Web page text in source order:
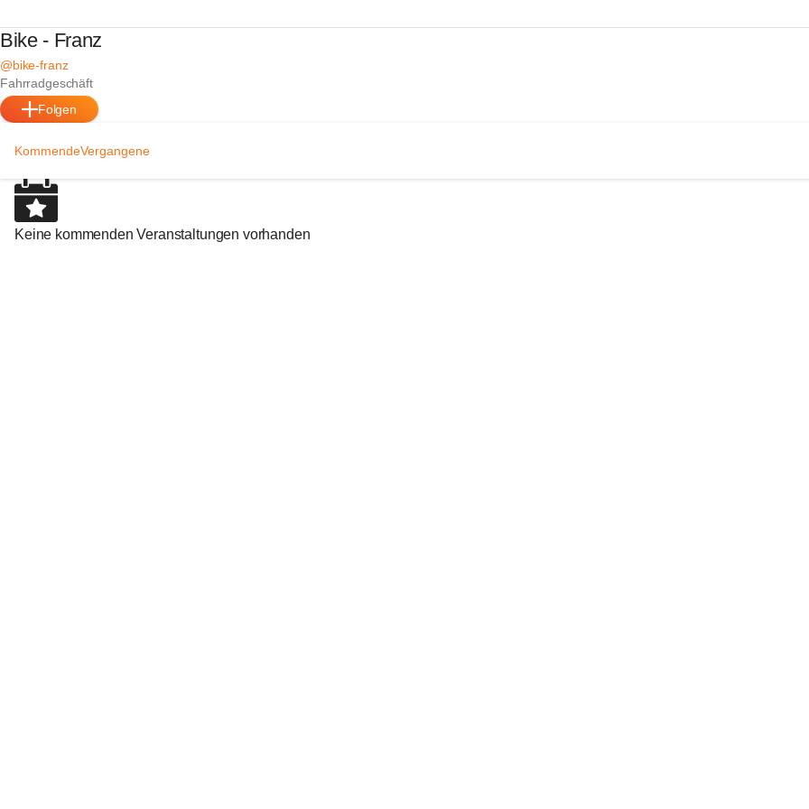
Bike - Franz
@bike-franz
Fahrradgeschäft
Folgen
KommendeVergangene
Keine kommenden Veranstaltungen vorhanden